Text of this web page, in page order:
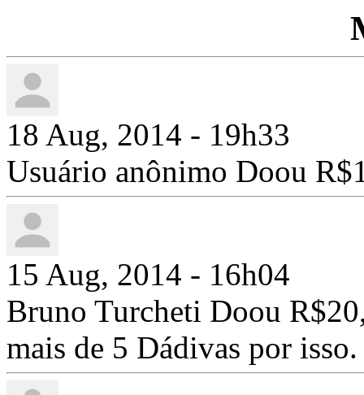
18 Aug, 2014 - 19h33
Usuário anônimo Doou
15 Aug, 2014 - 16h04
Bruno Turcheti Doou
mais de 5 Dádivas por isso.